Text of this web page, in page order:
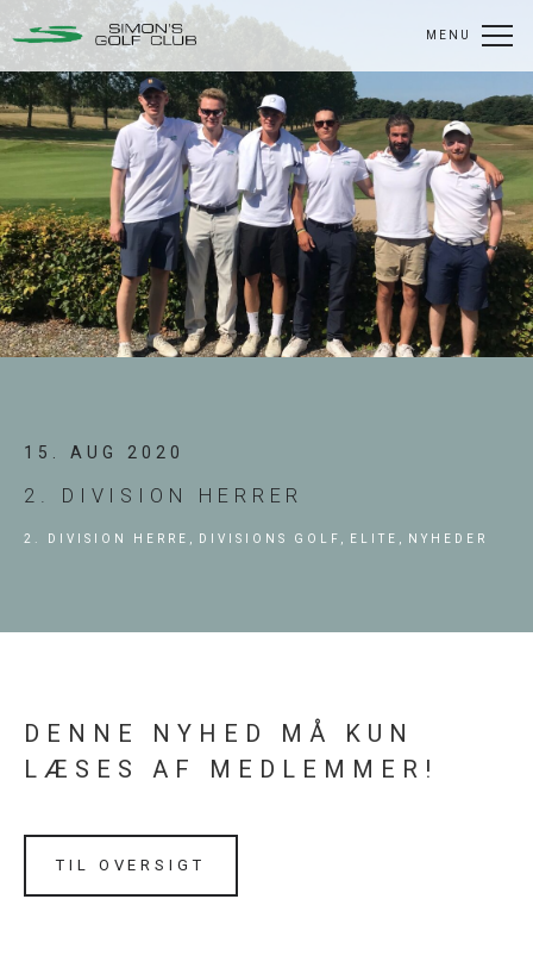
MENU
15. AUG 2020
2. DIVISION HERRER
2. DIVISION HERRE, DIVISIONS GOLF, ELITE, NYHEDER
DENNE NYHED MÅ KUN
LÆSES AF MEDLEMMER!
TIL OVERSIGT